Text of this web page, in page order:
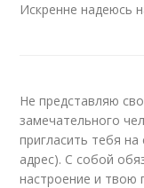
Искренне надеюсь
Не представляю
замечательного
пригласить тебя
адрес). С собой
настроение и твою